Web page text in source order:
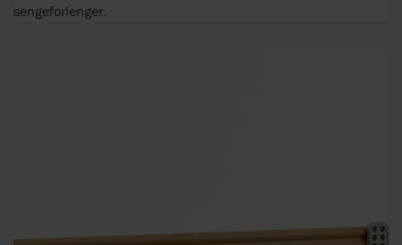
sengeforlenger.